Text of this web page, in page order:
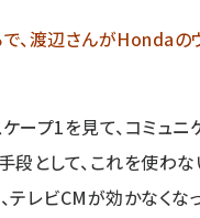
渡辺さんがHondaのウ
ープ1を見て、コミュニ
段として、これを使わ
テレビCMが効かなくな